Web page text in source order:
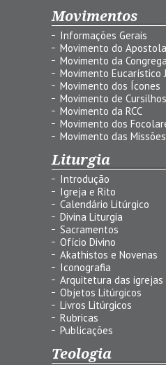
Movimentos
Informações Gerais
Movimento do
Movimento da
Movimento Eucarístico
Movimento dos Ícones
Movimento de
Movimento da RCC
Movimento dos
Movimento das
Liturgia
Introdução
Igreja e Rito
Calendário Litúrgico
Divina Liturgia
Sacramentos
Ofício Divino
Akathistos e Novenas
Iconografia
Arquitetura das igrejas
Objetos Litúrgicos
Livros Litúrgicos
Rubricas
Publicações
Teologia